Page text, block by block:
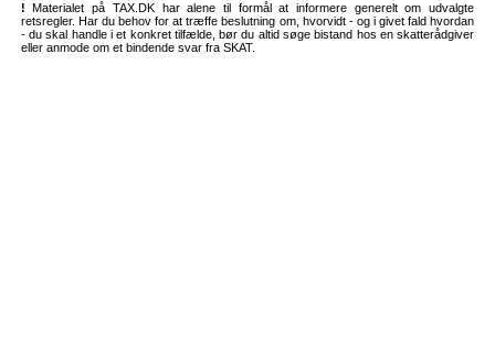
! Materialet på TAX.DK har alene til formål at informere generelt om udvalgte
retsregler. Har du behov for at træffe beslutning om, hvorvidt - og i givet fald hvordan
- du skal handle i et konkret tilfælde, bør du altid søge bistand hos en skatterådgiver
eller anmode om et bindende svar fra SKAT.